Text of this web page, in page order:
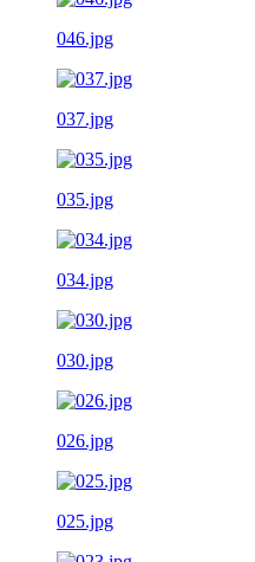
046.jpg
037.jpg
035.jpg
034.jpg
030.jpg
026.jpg
025.jpg